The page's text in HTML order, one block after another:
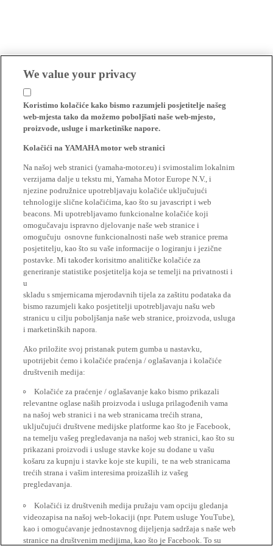
We value your privacy
Koristimo kolačiće kako bismo razumjeli posjetitelje našeg
web-mjesta tako da možemo poboljšati naše web-mjesto,
proizvode, usluge i marketinške napore.
Kolačići na YAMAHA motor web stranici
Na našoj web stranici (yamaha-motor.eu) i svimostalim lokalnim
verzijama dalje u tekstu mi, Yamaha Motor Europe N.V., i
njezine podružnice upotrebljavaju kolačiće uključujući
tehnologije slične kolačićima, kao što su javascript i web
beacons. Mi upotrebljavamo funkcionalne kolačiće koji
omogučavaju ispravno djelovanje naše web stranice i
omogučuju osnovne funkcionalnosti naše web stranice prema
posjetitelju, kao što su vaše informacije o logiranju i jezične
postavke. Mi također korisitmo analitičke kolačiće za
generiranje statistike posjetitelja koja se temelji na privatnosti i
u
skladu s smjernicama mjerodavnih tijela za zaštitu podataka da
bismo razumjeli kako posjetitelji upotrebljavaju našu web
stranicu u cilju poboljšanja naše web stranice, proizvoda, usluga
i marketinških napora.
Ako priložite svoj pristanak putem gumba u nastavku,
upotrijebit ćemo i kolačiće praćenja / oglašavanja i kolačiće
društvenih medija:
Kolačiće za praćenje / oglašavanje kako bismo prikazali
relevantne oglase naših proizvoda i usluga prilagođenih vama
na našoj web stranici i na web stranicama trećih strana,
uključujući društvene medijske platforme kao što je Facebook,
na temelju vašeg pregledavanja na našoj web stranici, kao što su
prikazani proizvodi i usluge stavke koje su dodane u vašu
košaru za kupnju i stavke koje ste kupili, te na web stranicama
trećih strana i vašim interesima proizašlih iz vašeg
pregledavanja.
Kolačići iz društvenih medija pružaju vam opciju gledanja
videozapisa na našoj web-lokaciji (npr. Putem usluge YouTube),
kao i omogućavanje jednostavnog dijeljenja sadržaja s naše web
stranice na društvenim medijima, kao što je Facebook. To su